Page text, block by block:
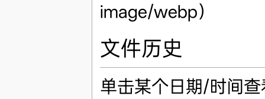
image/webp）
文件历史
单击某个日期/时间